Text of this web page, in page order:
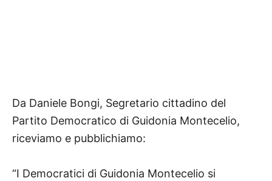
Da Daniele Bongi, Segretario cittadino del
Partito Democratico di Guidonia Montecelio,
riceviamo e pubblichiamo:
“I Democratici di Guidonia Montecelio si